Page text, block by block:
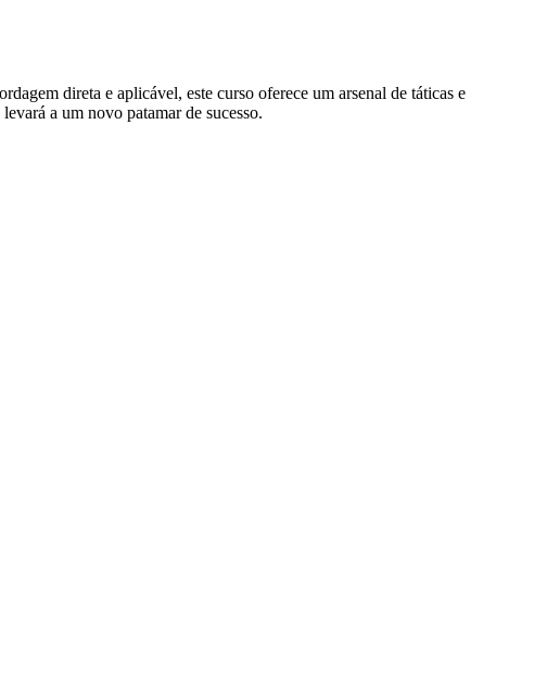
direta e aplicável, este curso oferece um arsenal de táticas e
a um novo patamar de sucesso.